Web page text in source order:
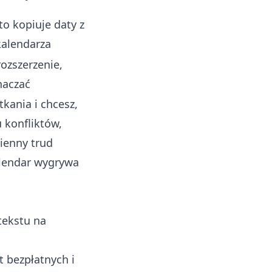
kopiuje daty z
i chcesz,
konfliktów,
trud
wygrywa
na
bezpłatnych i